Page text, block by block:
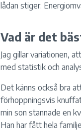
lådan stiger.
Vad är det
Jag gillar variationen,
med statistik och
Det känns också bra
förhoppningsvis
min son stannade en
Han har fått hela